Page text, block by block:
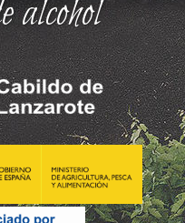
alcohol